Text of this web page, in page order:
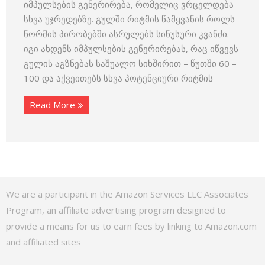
იმპულსების გენერირება, რომელიც ვრცელდება
სხვა უჯრედებზე. გულში რიტმის წამყვანის როლს
ნორმის პირობებში ასრულებს სინუსური კვანძი.
იგი ახდენს იმპულსების გენერირებას, რაც იწვევს
გულის აგზნებას საშუალო სიხშირით – წუთში 60 –
100 და აქვეითებს სხვა პოტენციური რიტმის
Read More
We are a participant in the Amazon Services LLC Associates
Program, an affiliate advertising program designed to
provide a means for us to earn fees by linking to Amazon.com
and affiliated sites